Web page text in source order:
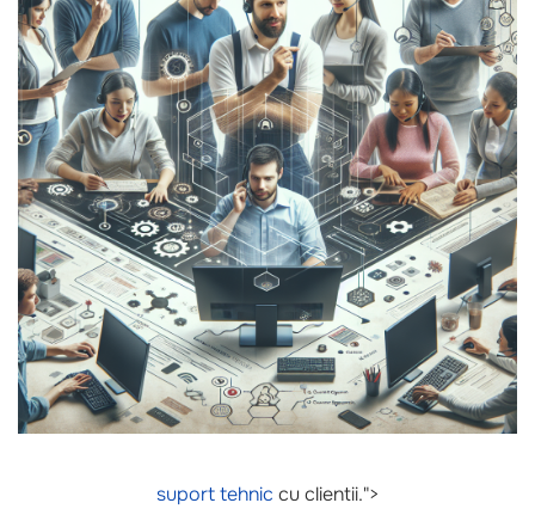
suport tehnic cu clientii.">